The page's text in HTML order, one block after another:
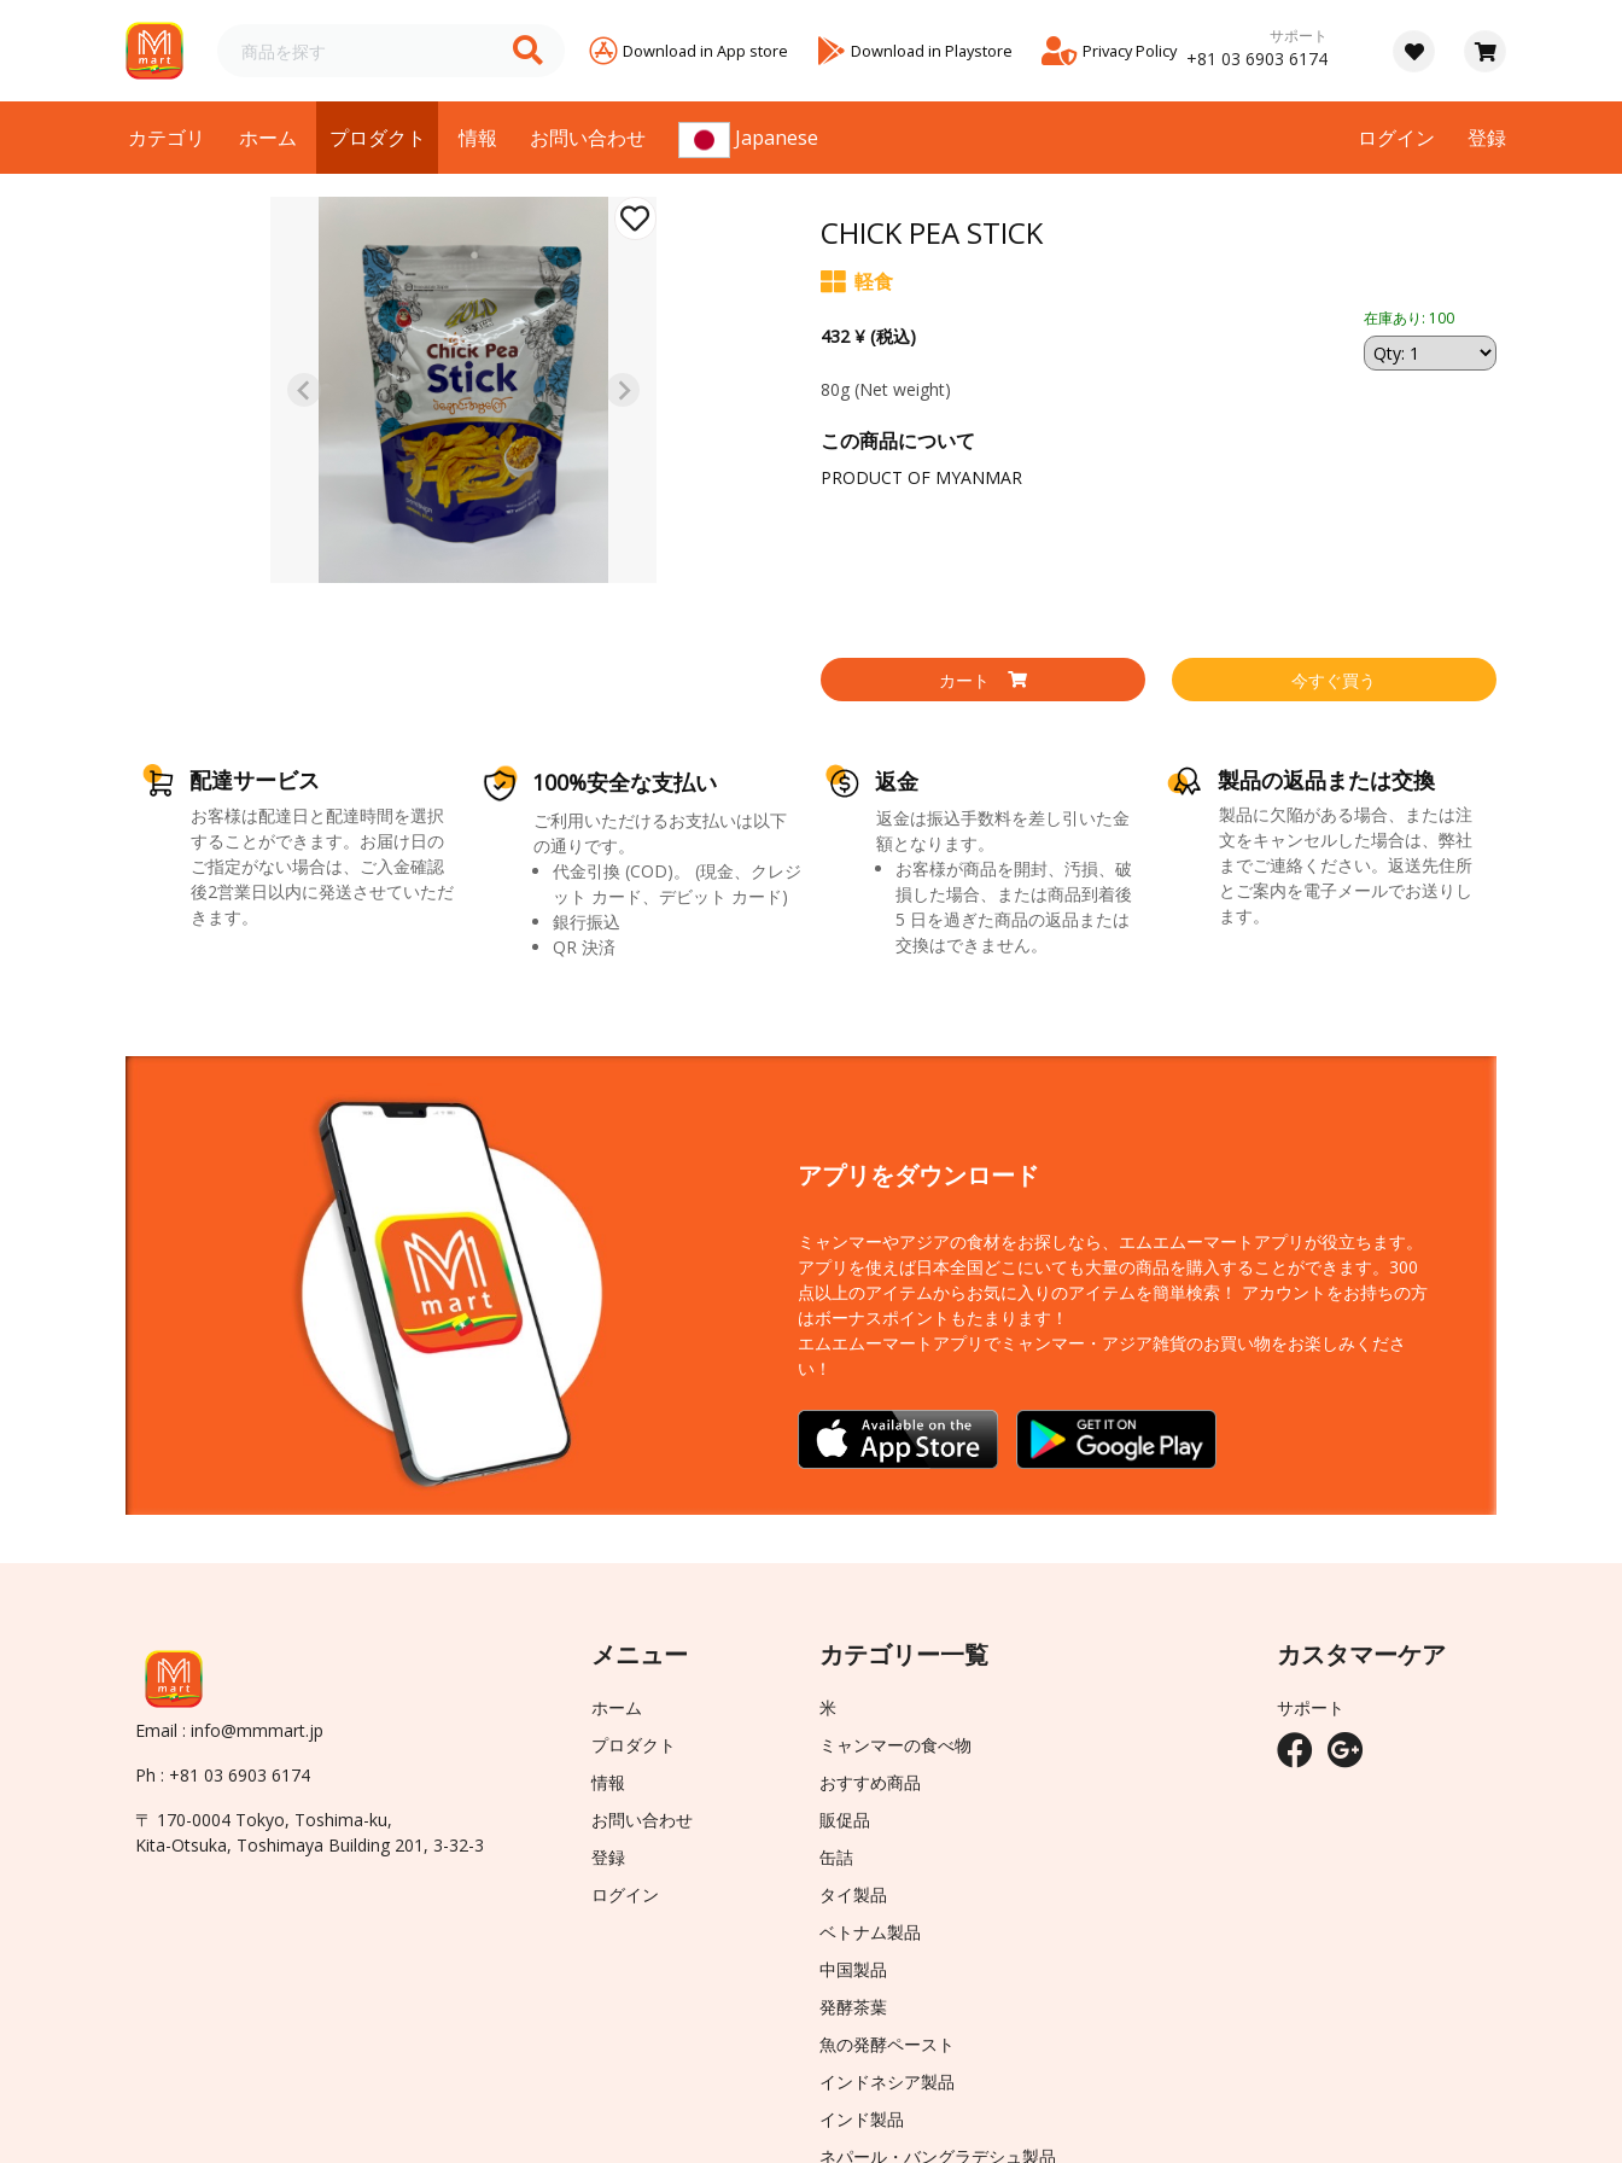
Download in App store Download in Playstore Privacy Policy
サポート
+81 03 6903 6174
カテゴリ ホーム プロダクト 情報 お問い合わせ Japanese ログイン 登録
CHICK PEA STICK
軽食
432 ¥ (税込)
在庫あり: 100
80g (Net weight)
この商品について
PRODUCT OF MYANMAR
カート 今すぐ買う
配達サービス
お客様は配達日と配達時間を選択
することができます。お届け日の
ご指定がない場合は、ご入金確認
後2営業日以内に発送させていただ
きます。
100%安全な支払い
ご利用いただけるお支払いは以下
の通りです。
代金引換 (COD)。 (現金、クレジ
ット カード、デビット カード)
銀行振込
QR 決済
返金
返金は振込手数料を差し引いた金
額となります。
お客様が商品を開封、汚損、破
損した場合、または商品到着後
5 日を過ぎた商品の返品または
交換はできません。
製品の返品または交換
製品に欠陥がある場合、または注
文をキャンセルした場合は、弊社
までご連絡ください。返送先住所
とご案内を電子メールでお送りし
ます。
アプリをダウンロード
ミャンマーやアジアの食材をお探しなら、エムエムーマートアプリが役立ちます。
アプリを使えば日本全国どこにいても大量の商品を購入することができます。300
点以上のアイテムからお気に入りのアイテムを簡単検索！ アカウントをお持ちの方
はボーナスポイントもたまります！
エムエムーマートアプリでミャンマー・アジア雑貨のお買い物をお楽しみくださ
い！
Email : info@mmmart.jp
Ph : +81 03 6903 6174
〒 170-0004 Tokyo, Toshima-ku,
Kita-Otsuka, Toshimaya Building 201, 3-32-3
メニュー
ホーム
プロダクト
情報
お問い合わせ
登録
ログイン
カテゴリー一覧
米
ミャンマーの食べ物
おすすめ商品
販促品
缶詰
タイ製品
ベトナム製品
中国製品
発酵茶葉
魚の発酵ペースト
インドネシア製品
インド製品
ネパール・バングラデシュ製品
カスタマーケア
サポート